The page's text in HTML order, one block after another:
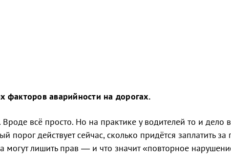
факторов аварийности на дорогах.
всё просто. Но на практике у водителей то и дело
порог действует сейчас, сколько придётся заплатить
могут лишить прав — и что значит «повторное